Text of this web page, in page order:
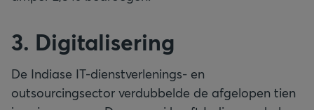
3. Digitalisering
De Indiase IT-dienstverlenings- en
outsourcingsector verdubbelde de afgelopen tien